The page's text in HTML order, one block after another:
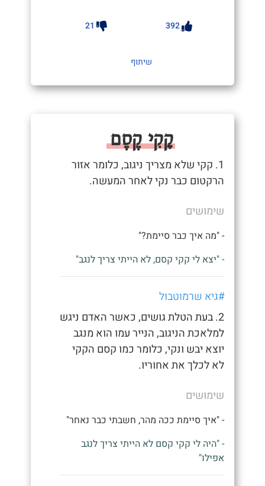
392
21
שיתוף
קָקִי קֶסֶם
1. קקי שלא מצריך ניגוב, כלומר אזור
הרקטום כבר נקי לאחר המעשה.
שימושים
- "מה איך כבר סיימת?"
- "יצא לי קקי קסם, לא הייתי צריך לנגב"
#גיא שרמוטבול
2. בעת הטלת גושים, כאשר האדם ניגש
למלאכת הניגוב, הנייר עמו הוא מנגב
יוצא יבש ונקי, כלומר כמו קסם הקקי
לא לכלך את אחוריו.
שימושים
- "איך סיימת ככה מהר, חשבתי כבר נאחר"
- "היה לי קקי קסם לא הייתי צריך לנגב
אפילו"